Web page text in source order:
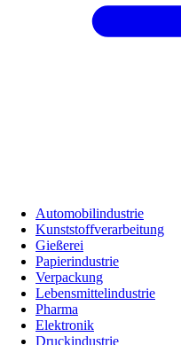
Automobilindustrie
Kunststoffverarbeitung
Gießerei
Papierindustrie
Verpackung
Lebensmittelindustrie
Pharma
Elektronik
Druckindustrie